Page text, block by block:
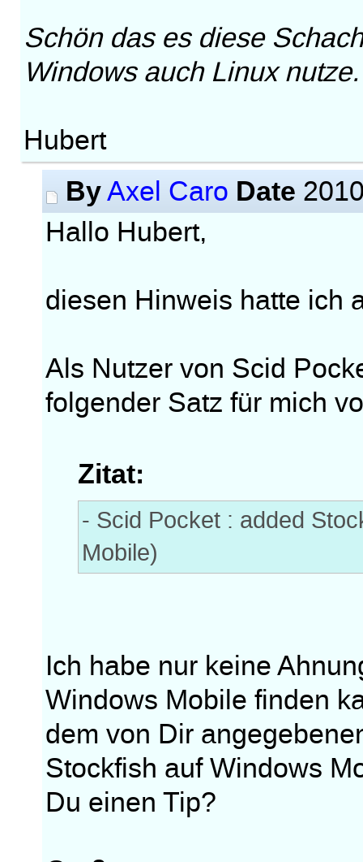
Schön das es diese
Windows auch Linux nutze.
Hubert
ByAxel Caro Date
Hallo Hubert,
diesen Hinweis hatte ich
Als Nutzer von Scid
folgender Satz für mich
Zitat:
- Scid Pocket : added
Mobile)
Ich habe nur keine
Windows Mobile finden
dem von Dir
Stockfish auf Windows
Du einen Tip?